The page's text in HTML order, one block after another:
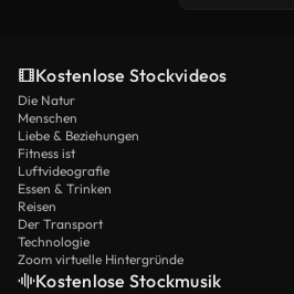
Kostenlose Stockvideos
Die Natur
Menschen
Liebe & Beziehungen
Fitness ist
Luftvideografie
Essen & Trinken
Reisen
Der Transport
Technologie
Zoom virtuelle Hintergründe
Kostenlose Stockmusik